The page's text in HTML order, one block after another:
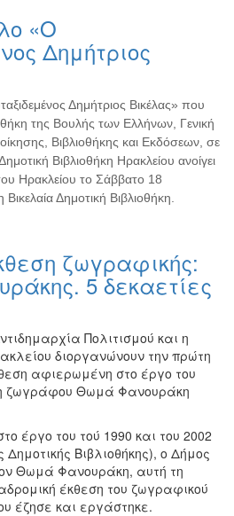
«Ο
Δημήτριος
Δημήτριος Βικέλας» που
της Βουλής των Ελλήνων, Γενική
Βιβλιοθήκης και Εκδόσεων, σε
Βιβλιοθήκη Ηρακλείου ανοίγει
Ηρακλείου το Σάββατο 18
Δημοτική Βιβλιοθήκη.
ζωγραφικής:
5 δεκαετίες
Πολιτισμού και η
διοργανώνουν την πρώτη
αφιερωμένη στο έργο του
ζωγράφου Θωμά Φανουράκη
έργο του τού 1990 και του 2002
Δημοτικής Βιβλιοθήκης), ο Δήμος
Θωμά Φανουράκη, αυτή τη
έκθεση του ζωγραφικού
έζησε και εργάστηκε.